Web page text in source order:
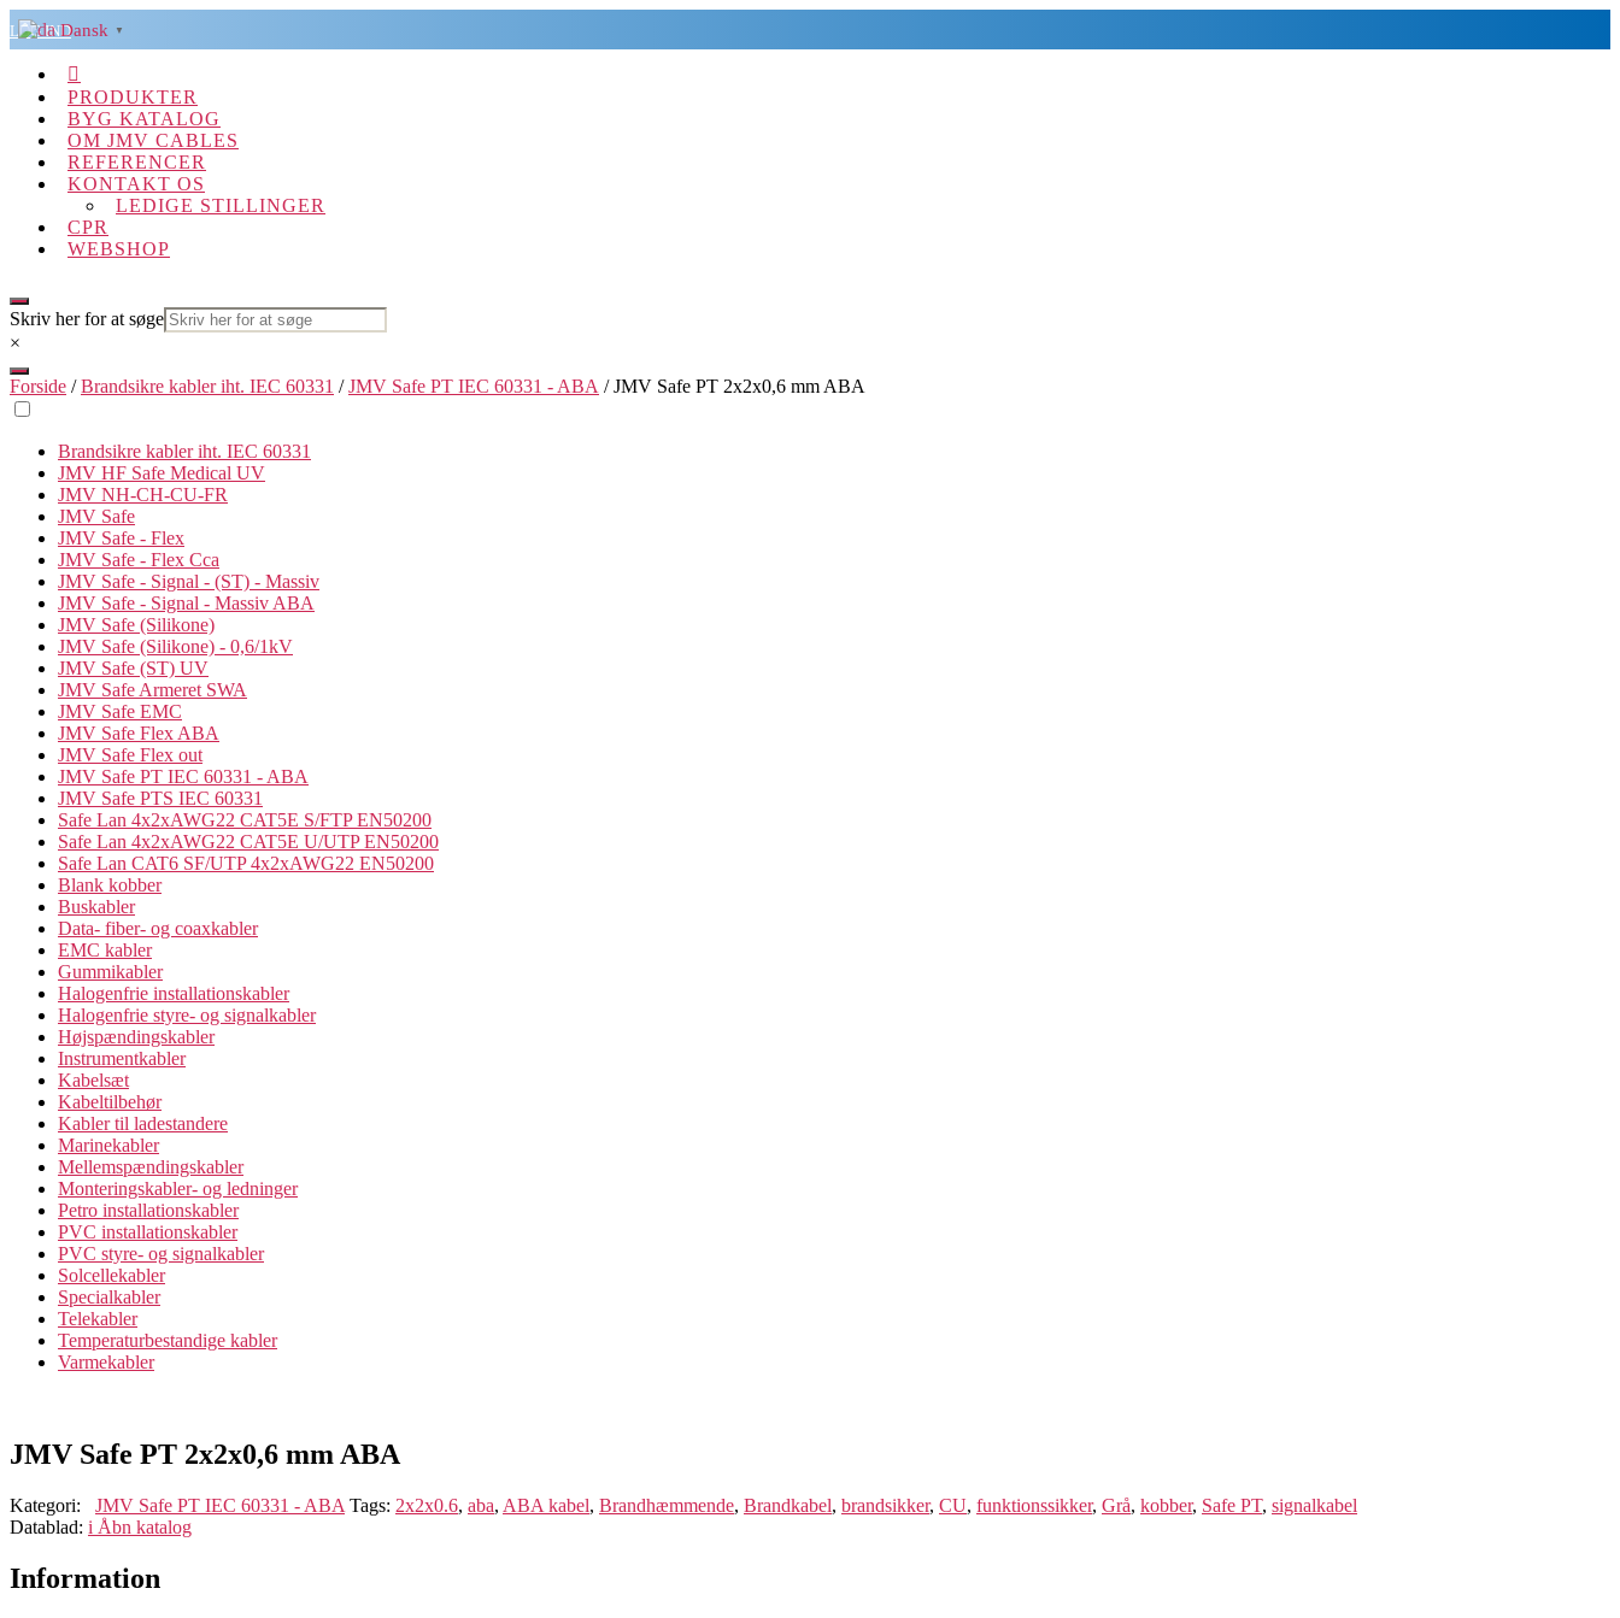
Spring
til
indholdet
LOG IND

PRODUKTER
BYG KATALOG
OM JMV CABLES
REFERENCER
KONTAKT OS
LEDIGE STILLINGER
CPR
WEBSHOP
Skriv her for at søge
×
Forside /Brandsikre kabler iht. IEC 60331 /JMV Safe PT IEC 60331 - ABA / JMV Safe PT 2x2x0,6 mm ABA
Brandsikre kabler iht. IEC 60331
JMV HF Safe Medical UV
JMV NH-CH-CU-FR
JMV Safe
JMV Safe - Flex
JMV Safe - Flex Cca
JMV Safe - Signal - (ST) - Massiv
JMV Safe - Signal - Massiv ABA
JMV Safe (Silikone)
JMV Safe (Silikone) - 0,6/1kV
JMV Safe (ST) UV
JMV Safe Armeret SWA
JMV Safe EMC
JMV Safe Flex ABA
JMV Safe Flex out
JMV Safe PT IEC 60331 - ABA
JMV Safe PTS IEC 60331
Safe Lan 4x2xAWG22 CAT5E S/FTP EN50200
Safe Lan 4x2xAWG22 CAT5E U/UTP EN50200
Safe Lan CAT6 SF/UTP 4x2xAWG22 EN50200
Blank kobber
Buskabler
Data- fiber- og coaxkabler
EMC kabler
Gummikabler
Halogenfrie installationskabler
Halogenfrie styre- og signalkabler
Højspændingskabler
Instrumentkabler
Kabelsæt
Kabeltilbehør
Kabler til ladestandere
Marinekabler
Mellemspændingskabler
Monteringskabler- og ledninger
Petro installationskabler
PVC installationskabler
PVC styre- og signalkabler
Solcellekabler
Specialkabler
Telekabler
Temperaturbestandige kabler
Varmekabler
JMV Safe PT 2x2x0,6 mm ABA
Kategori: JMV Safe PT IEC 60331 - ABA Tags: 2x2x0.6, aba, ABA kabel, Brandhæmmende, Brandkabel, brandsikker, CU, funktionssikker, Grå, kobber, Safe PT, signalkabel
Datablad: i Åbn katalog
Information
Dansk ▼